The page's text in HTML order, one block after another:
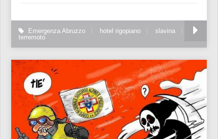
Emergenza Abruzzo hotel rigopiano
slavina
terremoto